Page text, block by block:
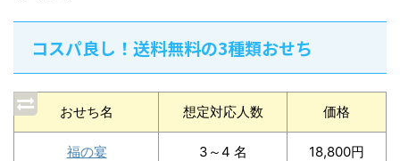
コスパ良し！送料無料の3種類おせち
おせち名 想定対応人数 価格
福の宴 3～4 名 18,800円